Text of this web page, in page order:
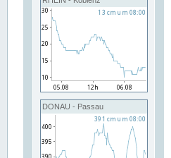
DONAU - Passau